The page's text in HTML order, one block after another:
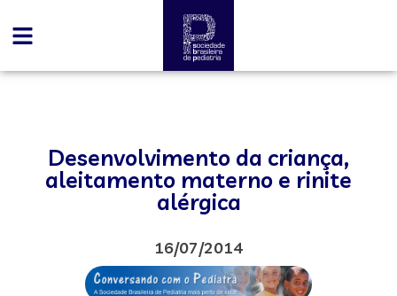
Desenvolvimento da criança,
aleitamento materno e rinite
alérgica
16/07/2014